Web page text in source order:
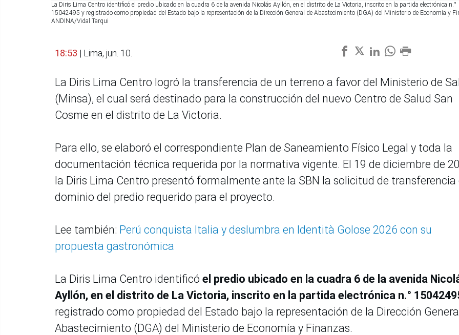
La Diris Lima Centro identificó el predio ubicado en la cuadra 6 de la avenida Nicolás Ayllón, en el distrito de La Victoria, inscrito en la partida electrónica n.°
15042495 y registrado como propiedad del Estado bajo la representación de la Dirección General de Abastecimiento (DGA) del Ministerio de Economía y
ANDINA/Vidal Tarqui
18:53 | Lima, jun. 10.
La Diris Lima Centro logró la transferencia de un terreno a favor del Ministerio de
(Minsa), el cual será destinado para la construcción del nuevo Centro de Salud San
Cosme en el distrito de La Victoria.
Para ello, se elaboró el correspondiente Plan de Saneamiento Físico Legal y toda la
documentación técnica requerida por la normativa vigente. El 19 de diciembre de
la Diris Lima Centro presentó formalmente ante la SBN la solicitud de transferencia
dominio del predio requerido para el proyecto.
Lee también: Perú conquista Italia y deslumbra en Identità Golose 2026 con su
propuesta gastronómica
La Diris Lima Centro identificó el predio ubicado en la cuadra 6 de la avenida
Ayllón, en el distrito de La Victoria, inscrito en la partida electrónica n.°
registrado como propiedad del Estado bajo la representación de la Dirección
Abastecimiento (DGA) del Ministerio de Economía y Finanzas.